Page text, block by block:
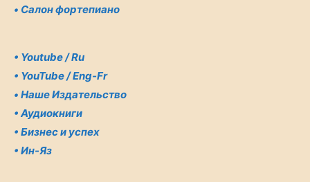
• Салон фортепиано
• Youtube / Ru
• YouTube / Eng-Fr
• Наше Издательство
• Аудиокниги
• Бизнес и успех
• Ин-Яз